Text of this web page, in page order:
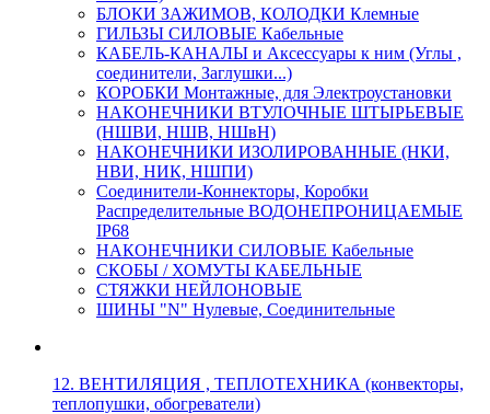
БЛОКИ ЗАЖИМОВ, КОЛОДКИ Клемные
ГИЛЬЗЫ СИЛОВЫЕ Кабельные
КАБЕЛЬ-КАНАЛЫ и Аксессуары к ним (Углы ,
соединители, Заглушки...)
КОРОБКИ Монтажные, для Электроустановки
НАКОНЕЧНИКИ ВТУЛОЧНЫЕ ШТЫРЬЕВЫЕ
(НШВИ, НШВ, НШвН)
НАКОНЕЧНИКИ ИЗОЛИРОВАННЫЕ (НКИ,
НВИ, НИК, НШПИ)
Соединители-Коннекторы, Коробки
Распределительные ВОДОНЕПРОНИЦАЕМЫЕ
IP68
НАКОНЕЧНИКИ СИЛОВЫЕ Кабельные
СКОБЫ / ХОМУТЫ КАБЕЛЬНЫЕ
СТЯЖКИ НЕЙЛОНОВЫЕ
ШИНЫ "N" Нулевые, Соединительные
12. ВЕНТИЛЯЦИЯ , ТЕПЛОТЕХНИКА (конвекторы,
теплопушки, обогреватели)